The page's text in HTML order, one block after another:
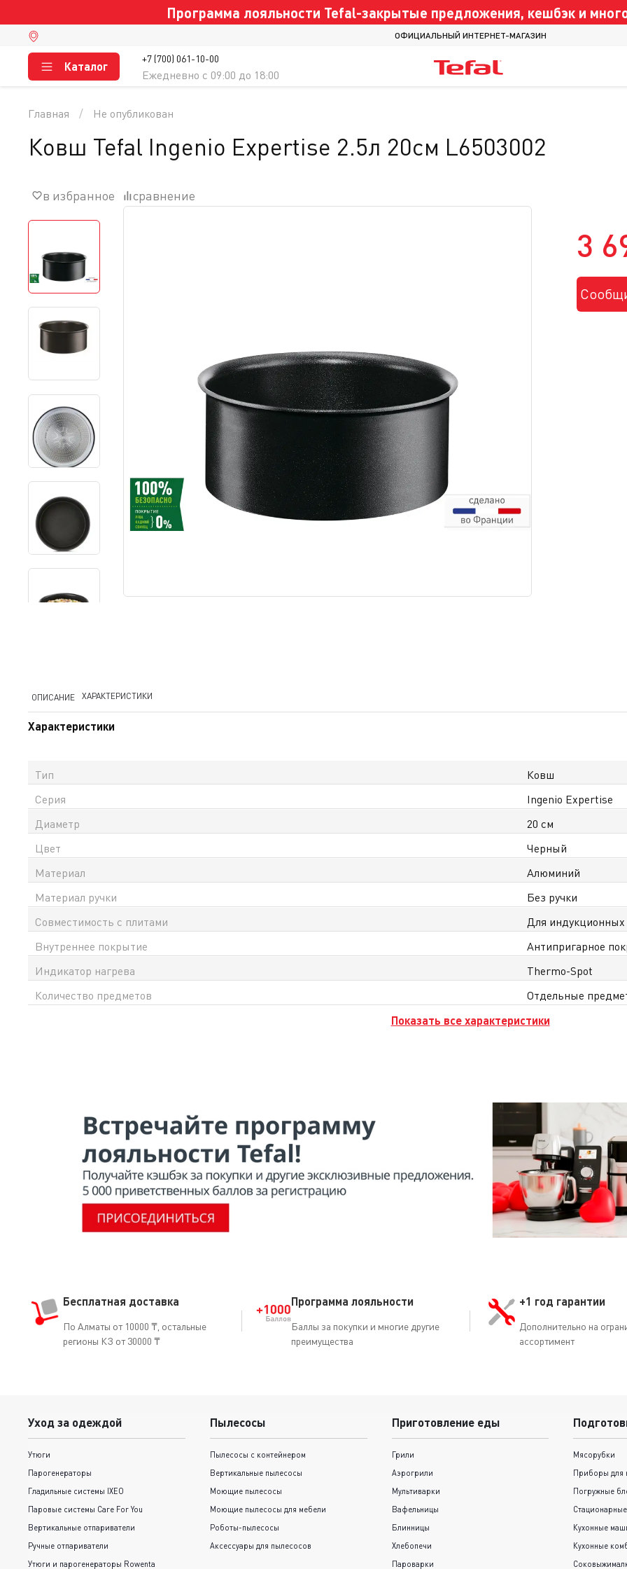
Программа лояльности Tefal-закрытые предложения, кешбэк и
ОФИЦИАЛЬНЫЙ ИНТЕРНЕТ-МАГАЗИН
+7 (700) 061-10-00
Ежедневно c 09:00 до 18:00
Каталог
3
Главная Не опубликован
Ковш Tefal Ingenio Expertise 2.5л 20см L6503002
в избранное сравнение
ОПИСАНИЕ ХАРАКТЕРИСТИКИ
Характеристики
Тип
Ковш
Серия
Ingenio Expertise
Диаметр
20 см
Цвет
Черный
Материал
Алюминий
Материал ручки
Без ручки
Совместимость с плитами
Для индукционных
Внутреннее покрытие
Антипригарное
Индикатор нагрева
Thermo-Spot
Количество предметов
Отдельные
Показать все характеристики
Бесплатная доставка
По Алматы от 10000 ₸, остальные
регионы КЗ от 30000 ₸
Программа лояльности
Баллы за покупки и многие другие
преимущества
+1 год гарантии
Дополнительно на
ассортимент
Уход за одеждой
Утюги
Парогенераторы
Гладильные системы IXEO
Паровые системы Care For You
Вертикальные отпариватели
Ручные отпариватели
Утюги и парогенераторы Rowenta
Пылесосы
Пылесосы с контейнером
Вертикальные пылесосы
Моющие пылесосы
Моющие пылесосы для мебели
Роботы-пылесосы
Аксессуары для пылесосов
Приготовление еды
Грили
Аэрогрили
Мультиварки
Вафельницы
Блинницы
Хлебопечи
Пароварки
Мясорубки
Приборы для
Погружные
Кухонные
Кухонные